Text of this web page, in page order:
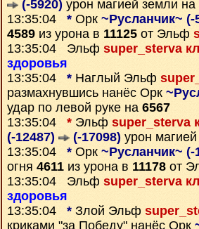
(-5920) урон магией земли на
13:35:04 * Орк ~Русланчик~ (-
4589 из урона в 11125 от Эльф
13:35:04 Эльф super_sterva
здоровья
13:35:04 * Наглый Эльф
размахнувшись нанёс Орк
удар по левой руке на 6567
13:35:04 * Эльф super_sterva
(-12487)
(-17098) урон
13:35:04 * Орк ~Русланчик~ (-
огня 4611 из урона в 11178 от
13:35:04 Эльф super_sterva
здоровья
13:35:04 * Злой Эльф
криками "за Победу" нанёс Орк